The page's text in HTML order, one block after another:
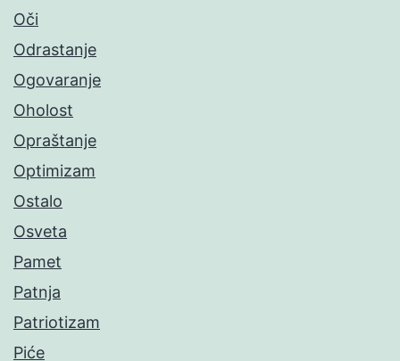
Oči
Odrastanje
Ogovaranje
Oholost
Opraštanje
Optimizam
Ostalo
Osveta
Pamet
Patnja
Patriotizam
Piće